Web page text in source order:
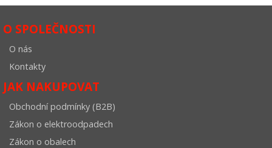
O SPOLEČNOSTI
O nás
Kontakty
JAK NAKUPOVAT
Obchodní podmínky (B2B)
Zákon o elektroodpadech
Zákon o obalech